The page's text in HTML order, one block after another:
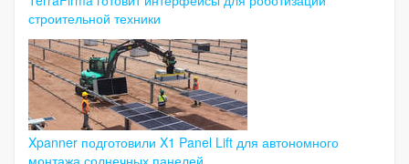
строительной техники
Xpanner подготовили X1 Panel Lift для автономного
монтажа солнечных панелей